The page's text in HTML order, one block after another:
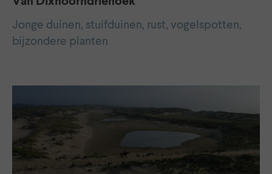
Jonge duinen, stuifduinen, rust, vogelspotten,
bijzondere planten